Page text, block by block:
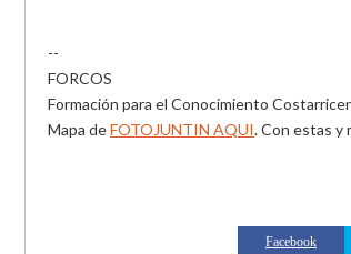
--
FORCOS
Formación para el Conocimiento
Mapa deFOTOJUNTIN AQUI. Con estas y
Facebook